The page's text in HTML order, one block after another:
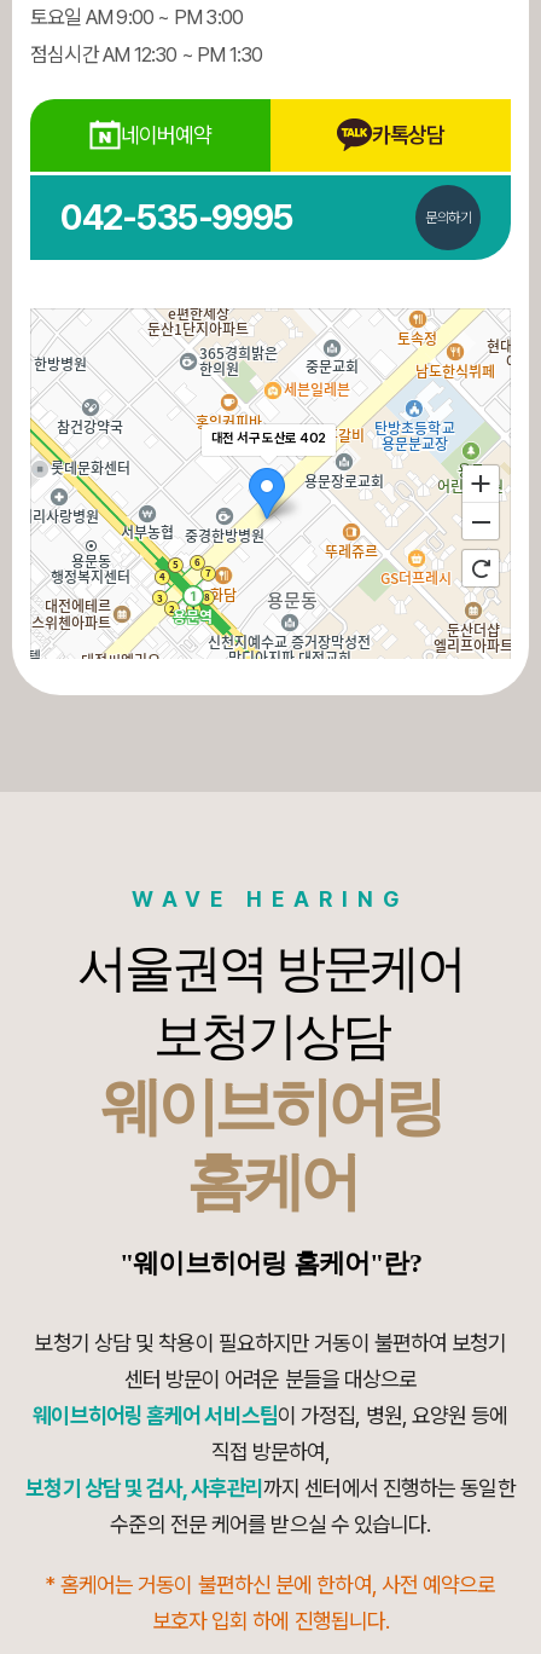
토요일 AM 9:00 ~ PM 3:00
점심시간 AM 12:30 ~ PM 1:30
네이버예약 카톡상담
042-535-9995 문의하기
대전 서구 도산로 402
WAVE HEARING
서울권역 방문케어
보청기상담
웨이브히어링
홈케어
"웨이브히어링 홈케어"란?
보청기 상담 및 착용이 필요하지만 거동이 불편하여 보청기
센터 방문이 어려운 분들을 대상으로
웨이브히어링 홈케어 서비스팀이 가정집, 병원, 요양원 등에
직접 방문하여,
보청기 상담 및 검사, 사후관리까지 센터에서 진행하는 동일한
수준의 전문 케어를 받으실 수 있습니다.
* 홈케어는 거동이 불편하신 분에 한하여, 사전 예약으로
보호자 입회 하에 진행됩니다.